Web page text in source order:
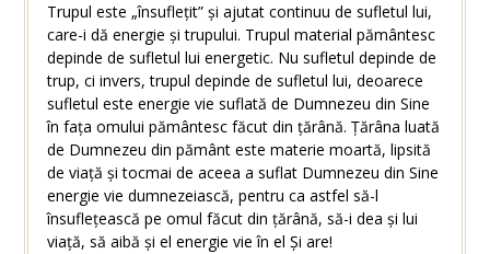
Trupul este „însuflețit” și ajutat continuu de sufletul lui,
care-i dă energie și trupului. Trupul material pământesc
depinde de sufletul lui energetic. Nu sufletul depinde de
trup, ci invers, trupul depinde de sufletul lui, deoarece
sufletul este energie vie suflată de Dumnezeu din Sine
în fața omului pământesc făcut din țărână. Țărâna luată
de Dumnezeu din pământ este materie moartă, lipsită
de viață și tocmai de aceea a suflat Dumnezeu din Sine
energie vie dumnezeiască, pentru ca astfel să-l
însuflețească pe omul făcut din țărână, să-i dea și lui
viață, să aibă și el energie vie în el Și are!